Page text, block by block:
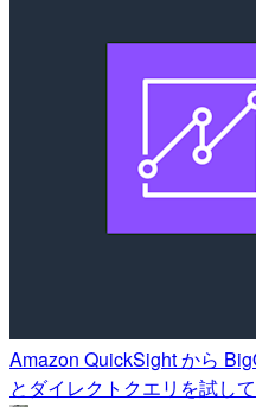
Amazon QuickSight から
とダイレクトクエリを試し